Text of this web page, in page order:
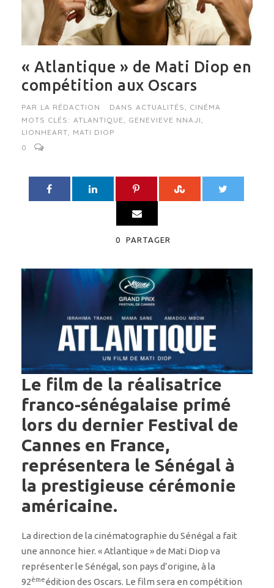
« Atlantique » de Mati Diop en
compétition aux Oscars
PAR LA RÉDACTION DANS ACTUALITÉS
CINÉMA
MOTS CLÉS: ATLANTIQUE GENEVIEVE NNAJI
LIONHEART
MATI DIOP
0
0 PARTAGER
Le film de la réalisatrice
franco-sénégalaise primé
lors du dernier Festival de
Cannes en France,
représentera le Sénégal à
la prestigieuse cérémonie
américaine.
La direction de la cinématographie du Sénégal a fait
une annonce hier. « Atlantique » de Mati Diop va
représenter le Sénégal, son pays d’origine, à la
92èmeédition des Oscars. Le film sera en compétition